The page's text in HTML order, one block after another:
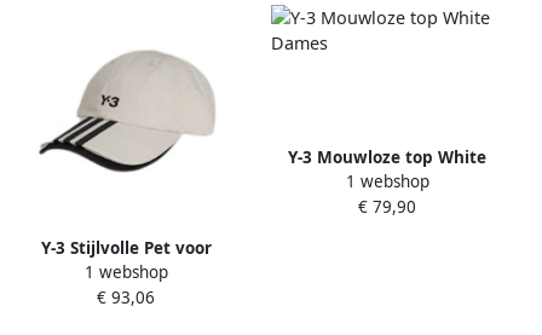
Y-3 Stijlvolle Pet voor
Mannen en Vrouwen White
Dames
1 webshop
€ 93,06
Y-3 Mouwloze top White
Dames
1 webshop
€ 79,90